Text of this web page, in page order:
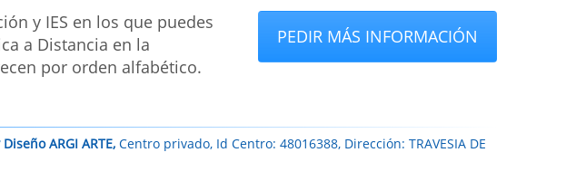
y IES en los que puedes
a Distancia en la
por orden alfabético.
PEDIR MÁS INFORMACIÓN
ARGI ARTE, Centro privado, Id Centro: 48016388, Dirección: TRAVESIA DE